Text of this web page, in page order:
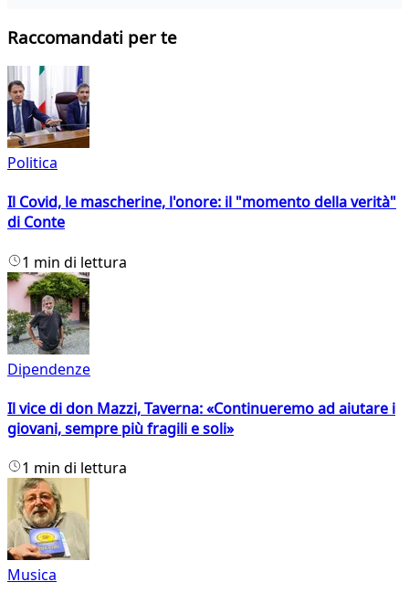
Raccomandati per te
Politica
Il Covid, le mascherine, l'onore: il "momento della verità"
di Conte
1 min di lettura
Dipendenze
Il vice di don Mazzi, Taverna: «Continueremo ad aiutare i
giovani, sempre più fragili e soli»
1 min di lettura
Musica